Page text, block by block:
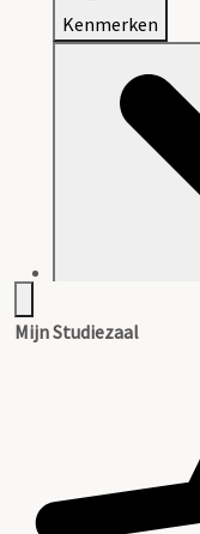
Kenmerken
Inhoud en
Mijn Studiezaal